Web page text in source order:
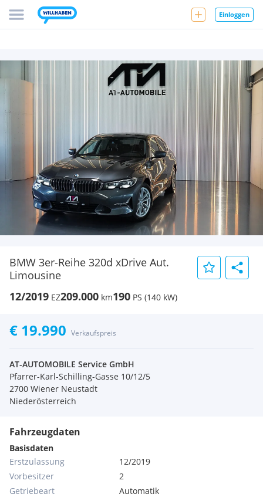
Einloggen
BMW 3er-Reihe 320d xDrive Aut.
Limousine
12/2019 EZ209.000 km190 PS (140 kW)
€ 19.990 Verkaufspreis
AT-AUTOMOBILE Service GmbH
Pfarrer-Karl-Schilling-Gasse 10/12/5
2700 Wiener Neustadt
Niederösterreich
Fahrzeugdaten
Basisdaten
Erstzulassung
12/2019
Vorbesitzer
2
Getriebeart
Automatik